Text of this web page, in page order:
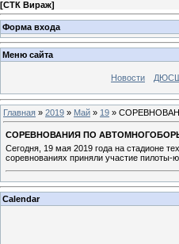
[СТК Вираж]
Форма входа
Меню сайта
Новости
Главная » 2019 » Май » 19 »
СОРЕВНОВАНИЯ ПО
Сегодня, 19 мая 2019 года на стадионе
соревнованиях приняли участие
Calendar